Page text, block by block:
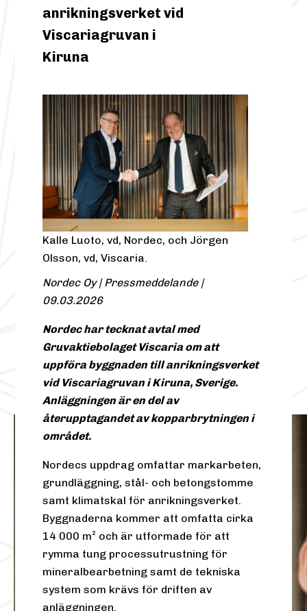
anrikningsverket vid
Viscariagruvan i
Kiruna
Kalle Luoto, vd, Nordec, och Jörgen
Olsson, vd, Viscaria.
Nordec Oy | Pressmeddelande |
09.03.2026
Nordec har tecknat avtal med
Gruvaktiebolaget Viscaria om att
uppföra byggnaden till anrikningsverket
vid Viscariagruvan i Kiruna, Sverige.
Anläggningen är en del av
återupptagandet av kopparbrytningen i
området.
Nordecs uppdrag omfattar markarbeten,
grundläggning, stål- och betongstomme
samt klimatskal för anrikningsverket.
Byggnaderna kommer att omfatta cirka
14 000 m² och är utformade för att
rymma tung processutrustning för
mineralbearbetning samt de tekniska
system som krävs för driften av
anläggningen.